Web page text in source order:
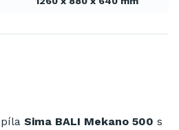
píla Sima BALI Mekano 500 s